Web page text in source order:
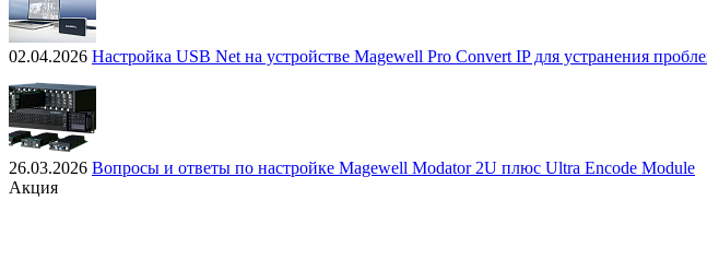
02.04.2026 Настройка USB Net на устройстве Magewell Pro Convert IP для устранения
26.03.2026 Вопросы и ответы по настройке Magewell Modator 2U плюс Ultra Encode Module
Акция